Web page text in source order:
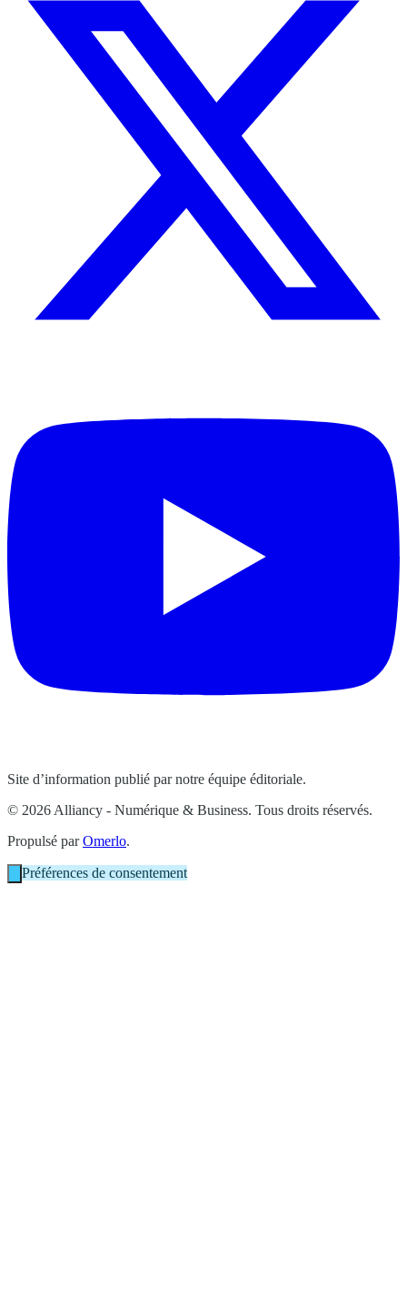
Site d’information publié par notre équipe éditoriale.
© 2026 Alliancy - Numérique & Business. Tous droits réservés.
Propulsé parOmerlo.
Préférences de consentement